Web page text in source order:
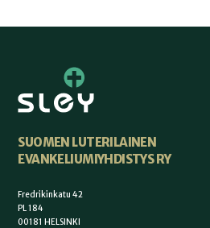
SUOMEN LUTERILAINEN
EVANKELIUMIYHDISTYS RY
Fredrikinkatu 42
PL 184
00181 HELSINKI